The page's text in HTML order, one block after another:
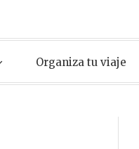
Organiza tu viaje